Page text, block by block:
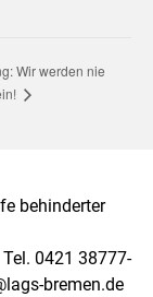
Wir werden nie
behinderter
0421 38777-
bremen.de